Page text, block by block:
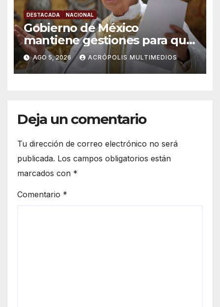
DESTACADA NACIONAL
Gobierno de México
mantiene gestiones para que
el Papa León XIV visite el país
AGO 5, 2026 ACRÓPOLIS MULTIMEDIOS
Deja un comentario
Tu dirección de correo electrónico no será
publicada. Los campos obligatorios están
marcados con *
Comentario *